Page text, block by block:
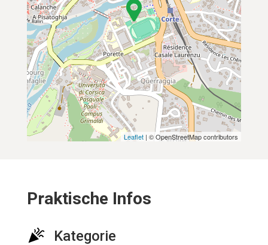
Leaflet | © OpenStreetMap contributors
Praktische Infos
Kategorie